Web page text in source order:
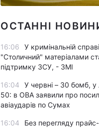
ОСТАННІ
16:06
У кримінальній
"Столичний" матеріалами
підтримку ЗСУ, - ЗМІ
16:04
У червні – 30 бомб, у
50: в ОВА заявили про
авіаударів по Сумах
16:04
Без перегляду прайс-